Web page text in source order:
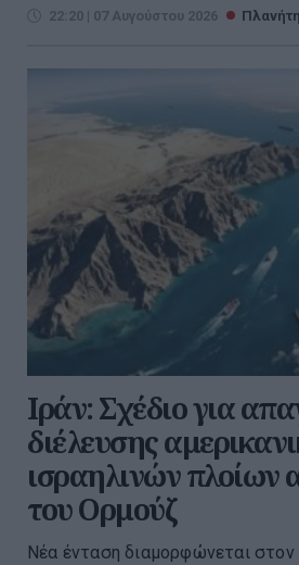
22:20 | 07 Αυγούστου 2026
Ιράν: Σχέδιο για
διέλευσης
ισραηλινών πλοίων
του Ορμούζ
Νέα ένταση διαμορφώνεται